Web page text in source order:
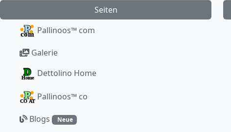
Seiten
Pallinoos™ com
Galerie
Dettolino Home
Pallinoos™ co
Blogs Neue